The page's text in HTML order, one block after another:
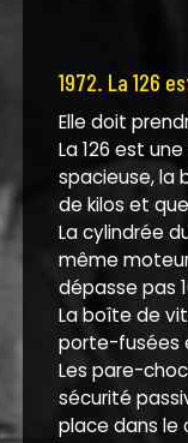
1972. La 126
Elle doit
La 126 est
spacieuse, la
de kilos et
La cylindrée
même
dépasse pas
La boîte de
porte-fusées
Les pare-
sécurité
place dans le